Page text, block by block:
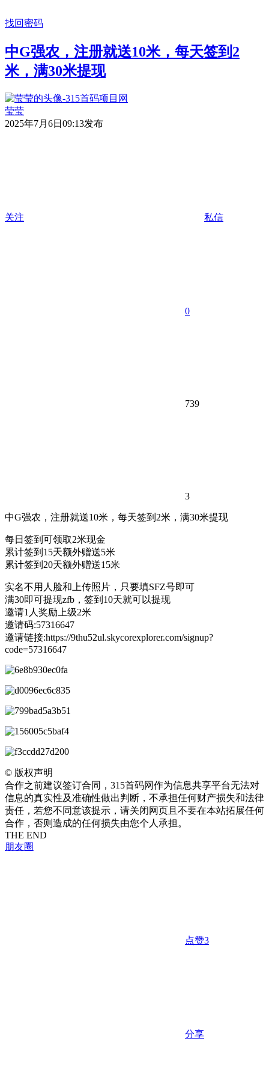
找回密码
中G强农，注册就送10米，每天签到2
米，满30米提现
莹莹
2025年7月6日09:13发布
关注 私信
0
739
3
中G强农，注册就送10米，每天签到2米，满30米提现
每日签到可领取2米现金
累计签到15天额外赠送5米
累计签到20天额外赠送15米
实名不用人脸和上传照片，只要填SFZ号即可
满30即可提现zfb，签到10天就可以提现
邀请1人奖励上级2米
邀请码:57316647
邀请链接:https://9thu52ul.skycorexplorer.com/signup?
code=57316647
© 版权声明
合作之前建议签订合同，315首码网作为信息共享平台无法对
信息的真实性及准确性做出判断，不承担任何财产损失和法律
责任，若您不同意该提示，请关闭网页且不要在本站拓展任何
合作，否则造成的任何损失由您个人承担。
THE END
朋友圈
点赞3
分享